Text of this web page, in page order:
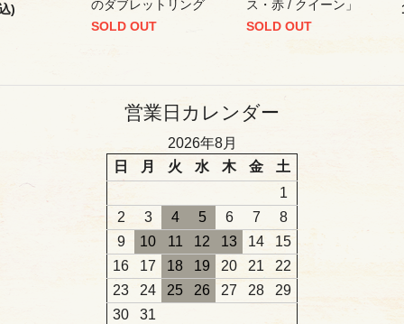
)
のダブレットリング
SOLD OUT
ス・赤 / クイーン」
SOLD OUT
営業日カレンダー
2026年8月
日
月 火 水 木 金
土
1
2
3 4 5 6 7
8
9
10 11 12 13 14
15
16
17 18 19 20 21
22
23
24 25 26 27 28
29
30
31